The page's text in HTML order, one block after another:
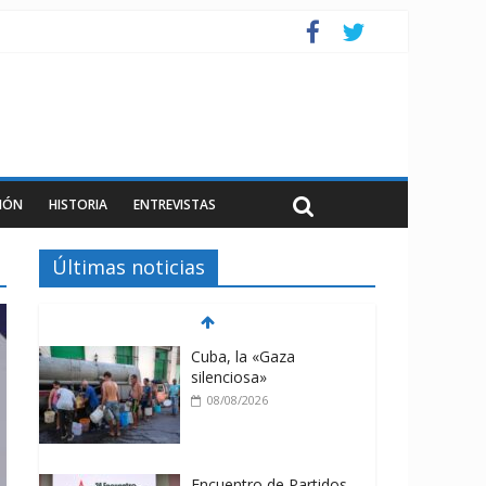
HISTORIA ENTREVISTAS
Últimas noticias
Cuba, la «Gaza
silenciosa»
08/08/2026